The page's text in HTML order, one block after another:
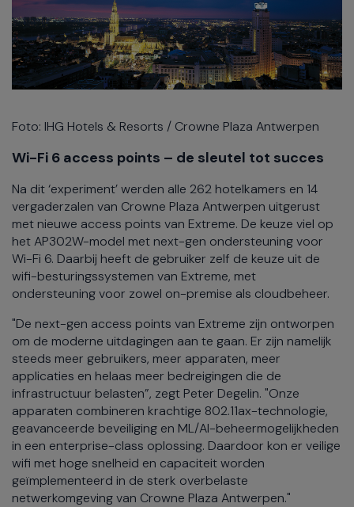
Foto: IHG Hotels & Resorts / Crowne Plaza Antwerpen
Wi-Fi 6 access points – de sleutel tot succes
Na dit ‘experiment’ werden alle 262 hotelkamers en 14
vergaderzalen van Crowne Plaza Antwerpen uitgerust
met nieuwe access points van Extreme. De keuze viel op
het AP302W-model met next-gen ondersteuning voor
Wi-Fi 6. Daarbij heeft de gebruiker zelf de keuze uit de
wifi-besturingssystemen van Extreme, met
ondersteuning voor zowel on-premise als cloudbeheer.
"De next-gen access points van Extreme zijn ontworpen
om de moderne uitdagingen aan te gaan. Er zijn namelijk
steeds meer gebruikers, meer apparaten, meer
applicaties en helaas meer bedreigingen die de
infrastructuur belasten”, zegt Peter Degelin. "Onze
apparaten combineren krachtige 802.11ax-technologie,
geavanceerde beveiliging en ML/AI-beheermogelijkheden
in een enterprise-class oplossing. Daardoor kon er veilige
wifi met hoge snelheid en capaciteit worden
geïmplementeerd in de sterk overbelaste
netwerkomgeving van Crowne Plaza Antwerpen."